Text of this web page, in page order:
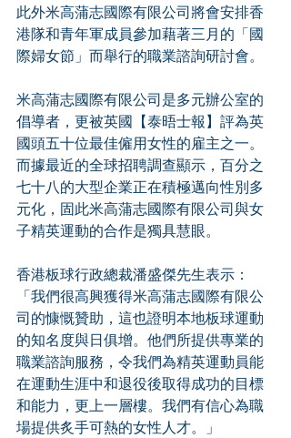
此外米高蒲志國際有限公司將會安排香
港隊和青年軍成員參加藉著三月的「國
際婦女節」而舉行的職業諮詢研討會。
米高蒲志國際有限公司是多元辦公室的
倡導者，更被英國【泰晤士報】評為英
國頭五十位最佳僱用女性的雇主之一。
而據最近的全球招聘調查顯示，百分之
七十八的大型企業正在積極邁向性別多
元化，固此米高蒲志國際有限公司與女
子精英運動的合作是獨具慧眼。
香港板球行政總裁潘盛傑先生表示：
「我們很高興獲得米高蒲志國際有限公
司的慷慨贊助，這也證明本地板球運動
的知名度與日俱增。他們所提供專業的
職業諮詢服務，令我們為精英運動員能
在運動生涯中和退役後取得成功的目標
和能力，更上一層樓。我們有信心為職
場提供炙手可熱的女性人才。」